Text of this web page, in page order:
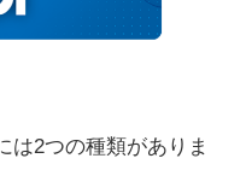
は2つの種類がありま